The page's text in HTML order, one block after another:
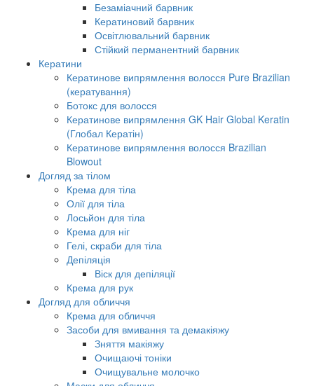
Безаміачний барвник
Кератиновий барвник
Освітлювальний барвник
Стійкий перманентний барвник
Кератини
Кератинове випрямлення волосся Pure Brazilian
(кератування)
Ботокс для волосся
Кератинове випрямлення GK Hair Global Keratin
(Глобал Кератін)
Кератинове випрямлення волосся Brazilian
Blowout
Догляд за тілом
Крема для тіла
Олії для тіла
Лосьйон для тіла
Крема для ніг
Гелі, скраби для тіла
Депіляція
Віск для депіляції
Крема для рук
Догляд для обличчя
Крема для обличчя
Засоби для вмивання та демакіяжу
Зняття макіяжу
Очищаючі тоніки
Очищувальне молочко